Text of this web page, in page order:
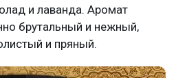
и лаванда. Аромат
брутальный и нежный,
и пряный.